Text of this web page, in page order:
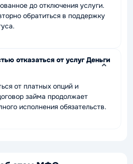
до отключения услуги.
обратиться в поддержку
отказаться от услуг Деньги
от платных опций и
займа продолжает
исполнения обязательств.